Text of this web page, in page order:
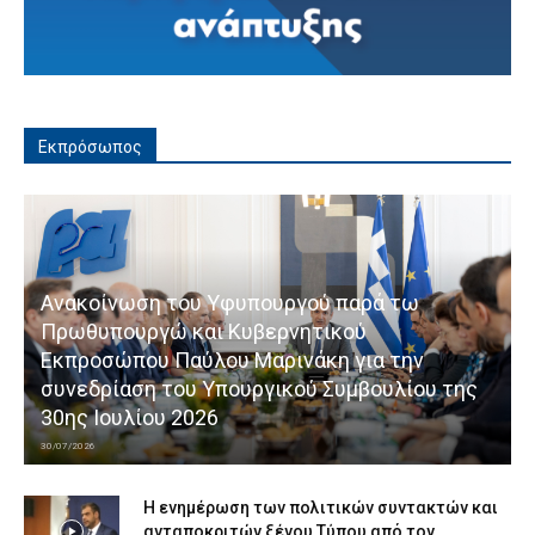
Εκπρόσωπος
Ανακοίνωση του Υφυπουργού παρά τω
Πρωθυπουργώ και Κυβερνητικού
Εκπροσώπου Παύλου Μαρινάκη για την
συνεδρίαση του Υπουργικού Συμβουλίου της
30ης Ιουλίου 2026
30/07/2026
Η ενημέρωση των πολιτικών συντακτών και
ανταποκριτών ξένου Τύπου από τον